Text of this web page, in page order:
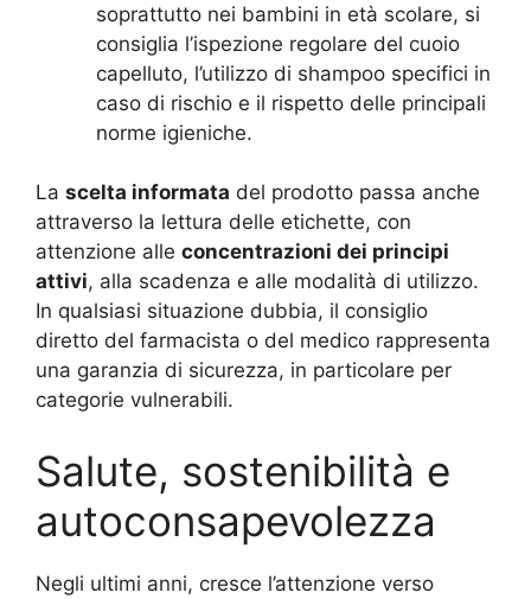
soprattutto nei bambini in età scolare, si
consiglia l’ispezione regolare del cuoio
capelluto, l’utilizzo di shampoo specifici in
caso di rischio e il rispetto delle principali
norme igieniche.
La scelta informata del prodotto passa anche
attraverso la lettura delle etichette, con
attenzione alle concentrazioni dei principi
attivi, alla scadenza e alle modalità di utilizzo.
In qualsiasi situazione dubbia, il consiglio
diretto del farmacista o del medico rappresenta
una garanzia di sicurezza, in particolare per
categorie vulnerabili.
Salute, sostenibilità e
autoconsapevolezza
Negli ultimi anni, cresce l’attenzione verso